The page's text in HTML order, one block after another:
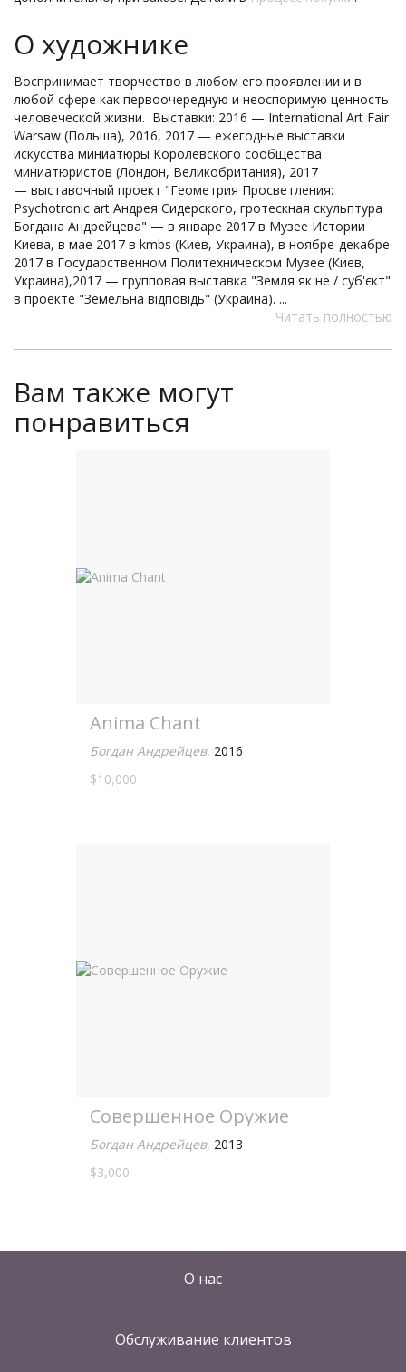
О художнике
Воспринимает творчество в любом его проявлении и в
любой сфере как первоочередную и неоспоримую ценность
человеческой жизни. Выставки: 2016 — International Art Fair
Warsaw (Польша), 2016, 2017 — ежегодные выставки
искусства миниатюры Королевского сообщества
миниатюристов (Лондон, Великобритания), 2017
— выставочный проект "Геометрия Просветления:
Psychotronic art Андрея Сидерского, гротескная скульптура
Богдана Андрейцева" — в январе 2017 в Музее Истории
Киева, в мае 2017 в kmbs (Киев, Украина), в ноябре-декабре
2017 в Государственном Политехническом Музее (Киев,
Украина),2017 — групповая выставка "Земля як не / суб'єкт"
в проекте "Земельна відповідь" (Украина). ...
Читать полностью
Вам также могут
понравиться
Anima Chant
Богдан Андрейцев, 2016
$10,000
Совершенное Оружие
Богдан Андрейцев, 2013
$3,000
О нас
Обслуживание клиентов